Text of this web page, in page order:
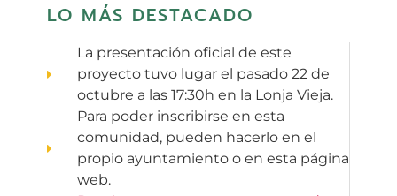
LO MÁS DESTACADO
La presentación oficial de este
proyecto tuvo lugar el pasado 22 de
octubre a las 17:30h en la Lonja Vieja.
Para poder inscribirse en esta
comunidad, pueden hacerlo en el
propio ayuntamiento o en esta página
web.